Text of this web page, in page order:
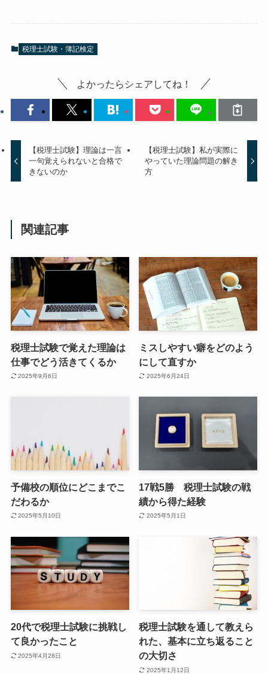
税理士試験・簿記検定
よかったらシェアしてね！
【税理士試験】理論は一言
一句覚えられないと合格で
きないのか
【税理士試験】私が実際に
やっていた理論問題の解き
方
関連記事
税理士試験で覚えた理論は
仕事でどう活きてくるか
2025年9月6日
ミスしやすい癖をどのよう
にして直すか
2025年6月24日
予備校の順位にどこまでこ
だわるか
2025年5月10日
17戦5勝 税理士試験の戦
績から得た経験
2025年5月1日
20代で税理士試験に挑戦し
て良かったこと
2025年4月28日
税理士試験を通して教えら
れた、基本に立ち返ること
の大切さ
2025年1月12日